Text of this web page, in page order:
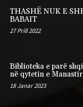
THASHË NUK E
BABAIT
27 Prill 2022
Biblioteka e parë
në qytetin e
18 Janar 2023